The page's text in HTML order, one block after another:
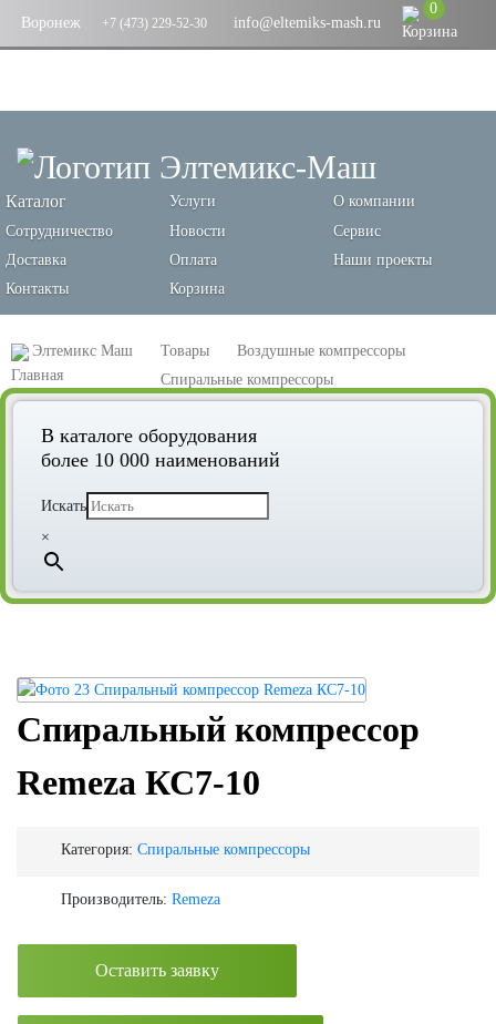
Воронеж +7 (473) 229-52-30 info@eltemiks-mash.ru
0
Каталог Услуги
О компании
Сотрудничество
Новости
Сервис
Доставка
Оплата
Наши проекты
Контакты
Корзина
Элтемикс Маш Товары
Воздушные компрессоры
Спиральные компрессоры
Спиральный компрессор Remeza КС7-10
В каталоге оборудования
более 10 000 наименований
Искать
×
Спиральный компрессор
Remeza КС7-10
Категория: Спиральные компрессоры
Производитель: Remeza
Оставить заявку